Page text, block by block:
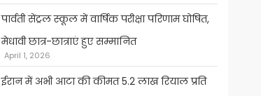
पार्वती सेंट्रल स्कूल में वार्षिक परीक्षा परिणाम घोषित,
मेधावी छात्र-छात्राएं हुए सम्मानित
April 1, 2026
ईरान में अभी आटा की कीमत 5.2 लाख रियाल प्रति